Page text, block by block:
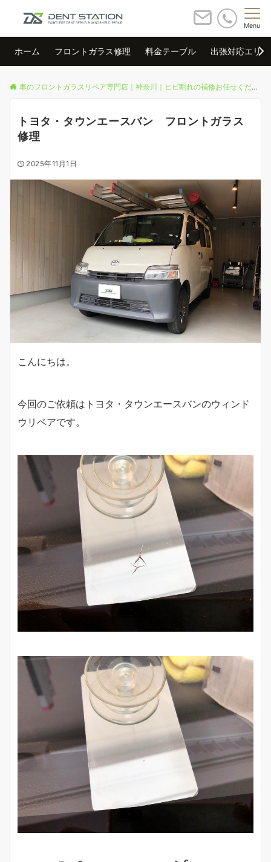
Menu
ホーム フロントガラス修理 料金テーブル 出張対応エリア
車のフロントガラスリペア専門店｜神奈川｜ヒビ割れの補修お任せください
トヨタ・タウンエースバン フロントガラス
修理
2025年11月1日
こんにちは。
今回のご依頼はトヨタ・タウンエースバンのウィンド
ウリペアです。